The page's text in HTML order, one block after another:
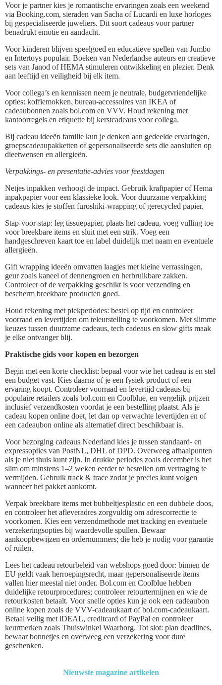
Voor je partner kies je romantische ervaringen zoals een weekend
via Booking.com, sieraden van Sacha of Lucardi en luxe horloges
bij gespecialiseerde juweliers. Dit soort cadeaus voor partner
benadrukt emotie en aandacht.
Voor kinderen blijven speelgoed en educatieve spellen van Jumbo
en Intertoys populair. Boeken van Nederlandse auteurs en creatieve
sets van Janod of HEMA stimuleren ontwikkeling en plezier. Denk
aan leeftijd en veiligheid bij elk item.
Voor collega’s en kennissen neem je neutrale, budgetvriendelijke
opties: koffiemokken, bureau-accessoires van IKEA of
cadeaubonnen zoals bol.com en VVV. Houd rekening met
kantoorregels en etiquette bij kerstcadeaus voor collega.
Bij cadeau ideeën familie kun je denken aan gedeelde ervaringen,
groepscadeaupakketten of gepersonaliseerde sets die aansluiten op
dieetwensen en allergieën.
Verpakkings- en presentatie-advies voor feestdagen
Netjes inpakken verhoogt de impact. Gebruik kraftpapier of Hema
inpakpapier voor een klassieke look. Voor duurzame verpakking
cadeaus kies je stoffen furoshiki-wrapping of gerecycled papier.
Stap-voor-stap: leg tissuepapier, plaats het cadeau, voeg vulling toe
voor breekbare items en sluit met een strik. Voeg een
handgeschreven kaart toe en label duidelijk met naam en eventuele
allergieën.
Gift wrapping ideeën omvatten laagjes met kleine verrassingen,
geur zoals kaneel of dennengroen en herbruikbare zakken.
Controleer of de verpakking geschikt is voor verzending en
bescherm breekbare producten goed.
Houd rekening met piekperiodes: bestel op tijd en controleer
voorraad en levertijden om teleurstelling te voorkomen. Met slimme
keuzes tussen duurzame cadeaus, tech cadeaus en slow gifts maak
je elke ontvanger blij.
Praktische gids voor kopen en bezorgen
Begin met een korte checklist: bepaal voor wie het cadeau is en stel
een budget vast. Kies daarna of je een fysiek product of een
ervaring koopt. Controleer voorraad en levertijd cadeaus bij
populaire retailers zoals bol.com en Coolblue, en vergelijk prijzen
inclusief verzendkosten voordat je een bestelling plaatst. Als je
cadeau kopen online doet, let dan op verwachte levertijden en of
een cadeaubon online als alternatief direct beschikbaar is.
Voor bezorging cadeaus Nederland kies je tussen standaard- en
expressopties van PostNL, DHL of DPD. Overweeg afhaalpunten
als je niet thuis kunt zijn. In drukke periodes zoals december is het
slim om minstens 1–2 weken eerder te bestellen om vertraging te
vermijden. Gebruik track & trace zodat je precies kunt volgen
wanneer het pakket aankomt.
Verpak breekbare items met bubbeltjesplastic en een dubbele doos,
en controleer het afleveradres zorgvuldig om adrescorrectie te
voorkomen. Kies een verzendmethode met tracking en eventuele
verzekeringsopties bij waardevolle spullen. Bewaar
aankoopbewijzen en ordernummers; die heb je nodig voor garantie
of ruilen.
Lees het cadeau retourbeleid van webshops goed door: binnen de
EU geldt vaak herroepingsrecht, maar gepersonaliseerde items
vallen hier meestal niet onder. Bol.com en Coolblue hebben
duidelijke retourprocedures; controleer retourtermijnen en wie de
retourkosten betaalt. Voor snelle opties kun je ook een cadeaubon
online kopen zoals de VVV-cadeaukaart of bol.com-cadeaukaart.
Betaal veilig met iDEAL, creditcard of PayPal en controleer
keurmerken zoals Thuiswinkel Waarborg. Tot slot: plan deadlines,
bewaar bonnetjes en overweeg een verzekering voor dure
geschenken.
Nieuwste magazine artikelen